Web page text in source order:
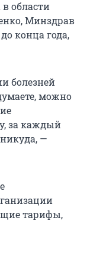
области
Минздрав
конца года,
болезней
можно
за каждый
—
тарифы,